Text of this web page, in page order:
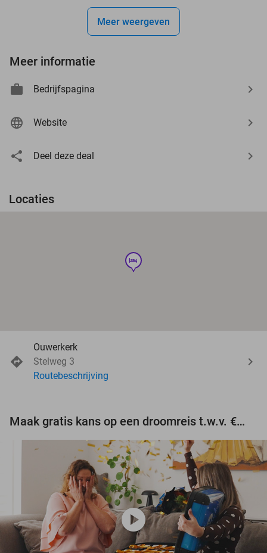
Meer weergeven
Meer informatie
Bedrijfspagina
Website
Deel deze deal
Locaties
hotel
Ouwerkerk
Stelweg 3
Routebeschrijving
Maak gratis kans op een droomreis t.w.v. €3.000!
play_circle